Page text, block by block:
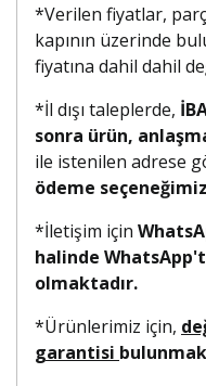
*Verilen fiyatlar,
kapının üzerinde
fiyatına dahil dahil
*İl dışı taleplerde,
sonra ürün,
ile istenilen adrese
ödeme
*İletişim için
halinde
olmaktadır.
*Ürünlerimiz için,
garantisi